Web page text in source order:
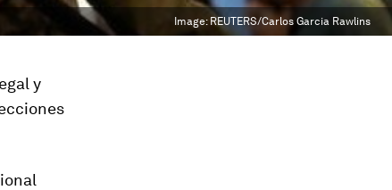
Image: REUTERS/Carlos Garcia Rawlins
y